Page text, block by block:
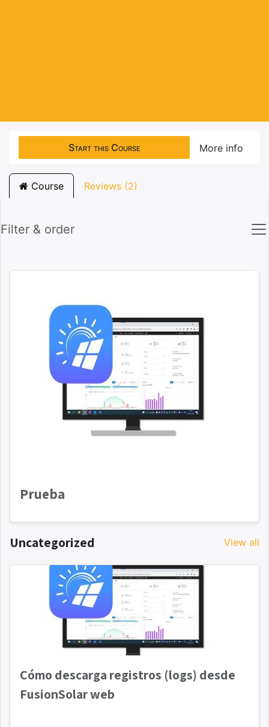
Start this Course More info
Course Reviews (2)
Filter & order
Prueba
Uncategorized View all
Cómo descarga registros (logs) desde
FusionSolar web